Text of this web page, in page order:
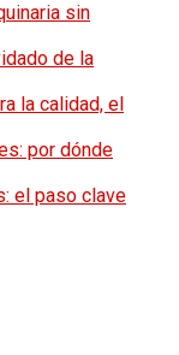
sin
de la
la calidad, el
por dónde
el paso clave